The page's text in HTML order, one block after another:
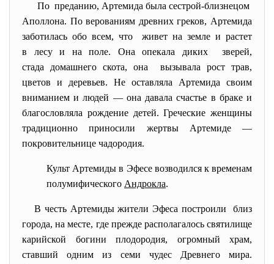
По преданию, Артемида была сестрой-близнецом
Аполлона. По верованиям древних греков, Артемида
заботилась обо всем, что живет на земле и растет
в лесу и на поле. Она опекала диких зверей,
стада домашнего скота, она вызывала рост трав,
цветов и деревьев. Не оставляла Артемида своим
вниманием и людей — она давала счастье в браке и
благословляла рождение детей. Греческие женщины
традиционно приносили жертвы Артемиде —
покровительнице чадородия.
Культ Артемиды в Эфесе возводился к временам
полумифического Андрокла.
В честь Артемиды жители Эфеса построили близ
города, на месте, где прежде располагалось святилище
карийской богини плодородия, огромный храм,
ставший одним из семи чудес Древнего мира.